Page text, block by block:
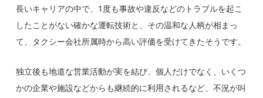
長いキャリアの中で、1度も事故や違反などのトラブルを起こ
したことがない確かな運転技術と、その温和な人柄が相まっ
て、タクシー会社所属時から高い評価を受けてきたそうです。
独立後も地道な営業活動が実を結び、個人だけでなく、いくつ
かの企業や施設などからも継続的に利用されるなど、不況が叫